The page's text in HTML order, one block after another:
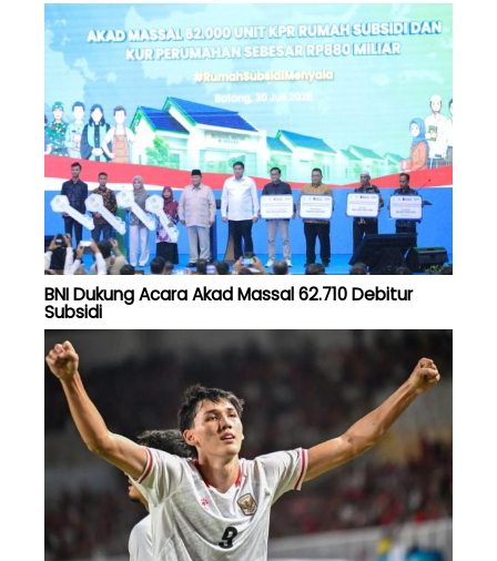
BNI Dukung Acara Akad Massal 62.710 Debitur
Subsidi